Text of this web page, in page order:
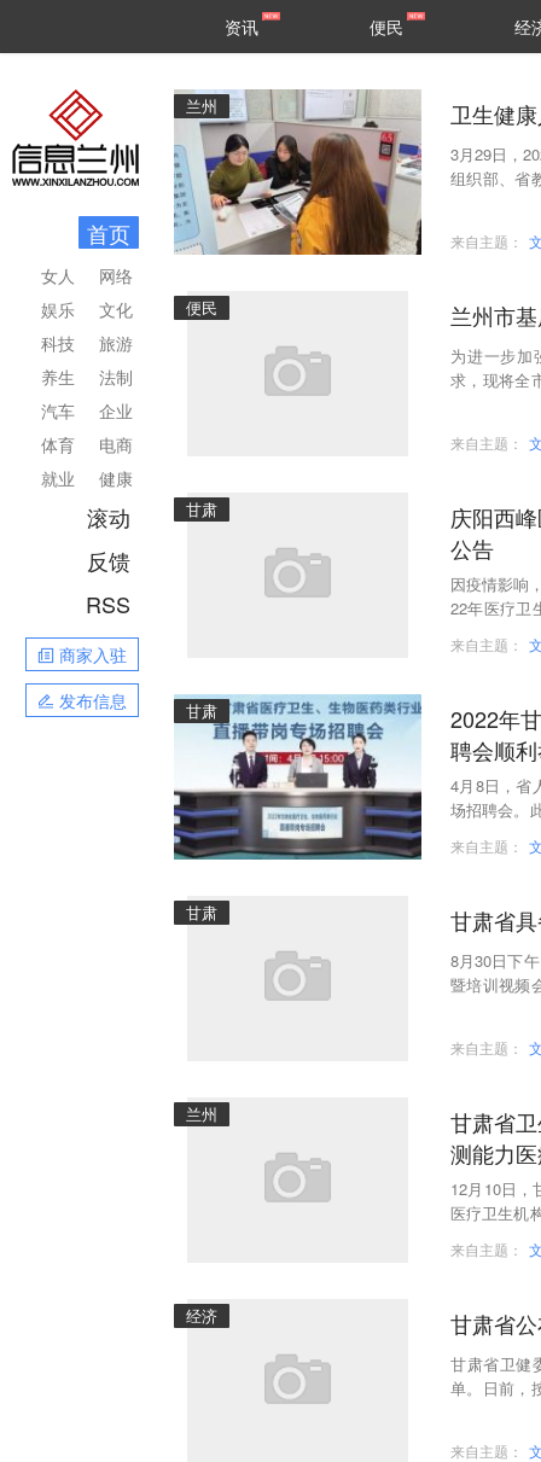
区县
资讯 便民 经
首页
网络
文化
旅游
法制
企业
电商
健康
女人
娱乐
科技
养生
汽车
体育
就业
滚动
反馈
RSS
商家入驻
发布信息
兰州 卫生健
3月29日，
组织部、省
来自主题：
便民 兰州市
为进一步加
求，现将全
来自主题：
甘肃
庆阳西
公告
因疫情影响
22年医疗卫
来自主题：
甘肃
2022年
聘会顺
4月8日，省
场招聘会。
来自主题：
甘肃 甘肃省
8月30日下
暨培训视频
来自主题：
兰州
甘肃省
测能力
12月10日，
医疗卫生机
来自主题：
经济 甘肃省
甘肃省卫健
单。日前，
来自主题：